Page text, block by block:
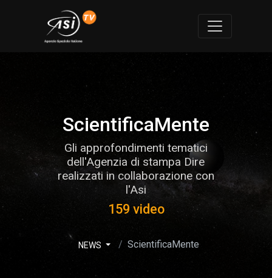
ScientificaMente
Gli approfondimenti tematici
dell'Agenzia di stampa Dire
realizzati in collaborazione con
l'Asi
159 video
NEWS ScientificaMente